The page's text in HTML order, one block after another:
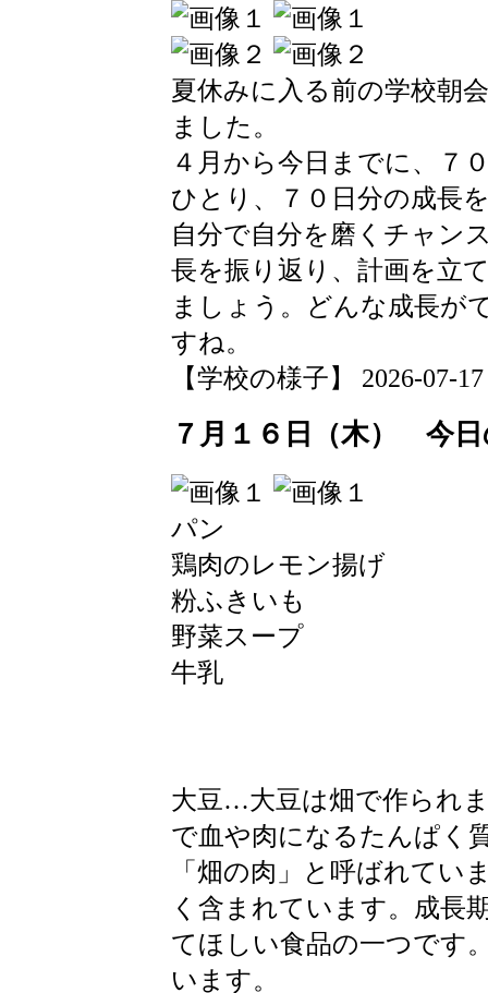
夏休みに入る前の学校朝
ました。
４月から今日までに、７
ひとり、７０日分の成長
自分で自分を磨くチャン
長を振り返り、計画を立
ましょう。どんな成長が
すね。
【学校の様子】 2026-07-
７月１６日（木） 今日
パン
鶏肉のレモン揚げ
粉ふきいも
野菜スープ
牛乳
大豆…大豆は畑で作られ
で血や肉になるたんぱく
「畑の肉」と呼ばれてい
く含まれています。成長
てほしい食品の一つです
います。